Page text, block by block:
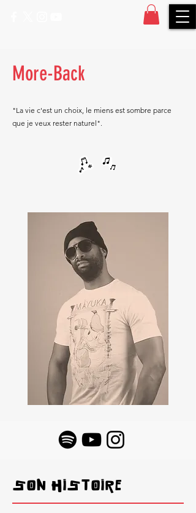
More-Back
"La vie c'est un choix, le miens est sombre parce
que je veux rester naturel".
SON HISTOIRE